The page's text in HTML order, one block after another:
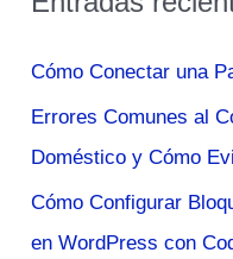
c
p
o
r
:
Cómo Conectar una
Errores Comunes al
Doméstico y Cómo
Cómo Configurar
en WordPress con